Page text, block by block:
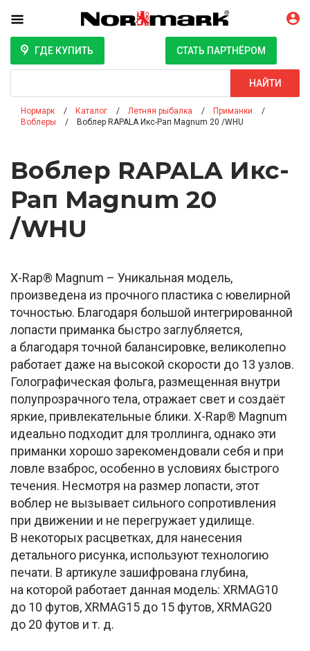
ГДЕ КУПИТЬ СТАТЬ ПАРТНЁРОМ
НАЙТИ
Нормарк Каталог Летняя рыбалка
Приманки
Воблеры
Воблер RAPALA Икс-Рап Magnum 20 /WHU
Воблер RAPALA Икс-
Рап Magnum 20
/WHU
X-Rap® Magnum – Уникальная модель,
произведена из прочного пластика с ювелирной
точностью. Благодаря большой интегрированной
лопасти приманка быстро заглубляется,
а благодаря точной балансировке, великолепно
работает даже на высокой скорости до 13 узлов.
Голографическая фольга, размещенная внутри
полупрозрачного тела, отражает свет и создаёт
яркие, привлекательные блики. X-Rap® Magnum
идеально подходит для троллинга, однако эти
приманки хорошо зарекомендовали себя и при
ловле взаброс, особенно в условиях быстрого
течения. Несмотря на размер лопасти, этот
воблер не вызывает сильного сопротивления
при движении и не перегружает удилище.
В некоторых расцветках, для нанесения
детального рисунка, используют технологию
печати. В артикуле зашифрована глубина,
на которой работает данная модель: XRMAG10
до 10 футов, XRMAG15 до 15 футов, XRMAG20
до 20 футов и т. д.